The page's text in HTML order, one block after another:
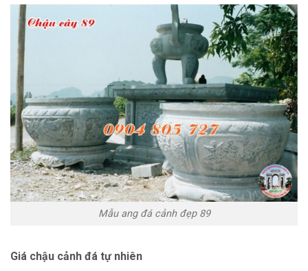
Mẫu ang đá cảnh đẹp 89
Giá chậu cảnh đá tự nhiên